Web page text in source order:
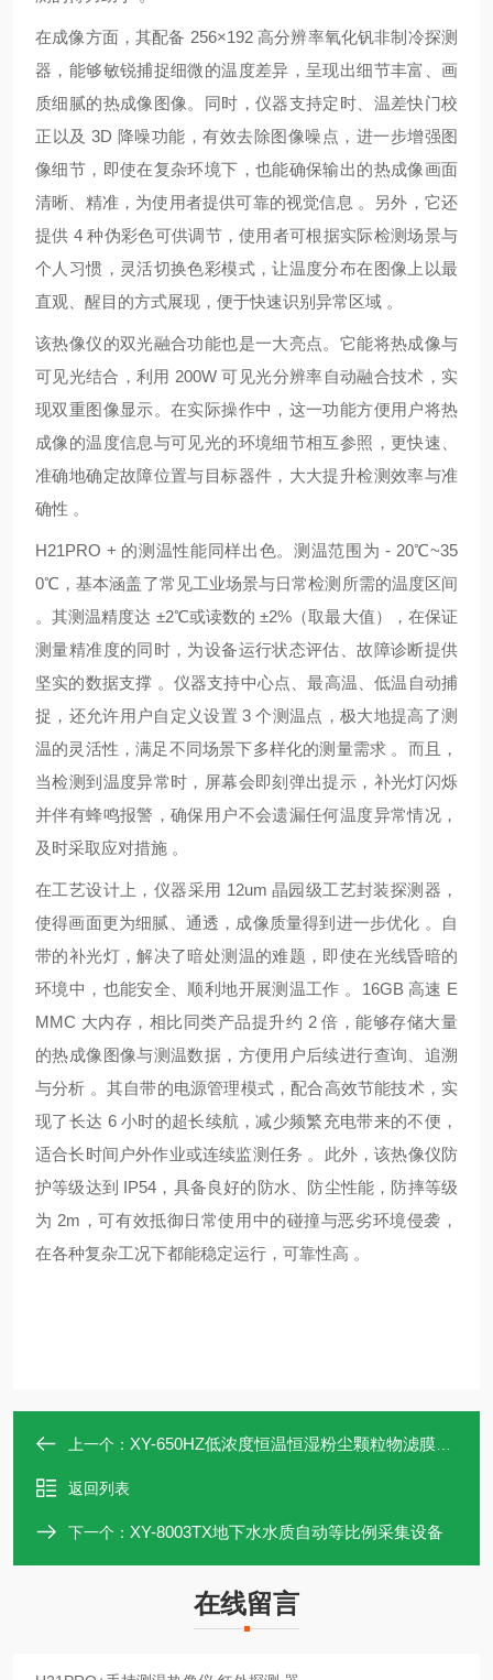
在成像方面，其配备 256×192 高分辨率氧化钒非制冷探测
器，能够敏锐捕捉细微的温度差异，呈现出细节丰富、画
质细腻的热成像图像。同时，仪器支持定时、温差快门校
正以及 3D 降噪功能，有效去除图像噪点，进一步增强图
像细节，即使在复杂环境下，也能确保输出的热成像画面
清晰、精准，为使用者提供可靠的视觉信息 。另外，它还
提供 4 种伪彩色可供调节，使用者可根据实际检测场景与
个人习惯，灵活切换色彩模式，让温度分布在图像上以最
直观、醒目的方式展现，便于快速识别异常区域 。
该热像仪的双光融合功能也是一大亮点。它能将热成像与
可见光结合，利用 200W 可见光分辨率自动融合技术，实
现双重图像显示。在实际操作中，这一功能方便用户将热
成像的温度信息与可见光的环境细节相互参照，更快速、
准确地确定故障位置与目标器件，大大提升检测效率与准
确性 。
H21PRO + 的测温性能同样出色。测温范围为 - 20℃~35
0℃，基本涵盖了常见工业场景与日常检测所需的温度区间
。其测温精度达 ±2℃或读数的 ±2%（取最大值），在保证
测量精准度的同时，为设备运行状态评估、故障诊断提供
坚实的数据支撑 。仪器支持中心点、最高温、低温自动捕
捉，还允许用户自定义设置 3 个测温点，极大地提高了测
温的灵活性，满足不同场景下多样化的测量需求 。而且，
当检测到温度异常时，屏幕会即刻弹出提示，补光灯闪烁
并伴有蜂鸣报警，确保用户不会遗漏任何温度异常情况，
及时采取应对措施 。
在工艺设计上，仪器采用 12um 晶园级工艺封装探测器，
使得画面更为细腻、通透，成像质量得到进一步优化 。自
带的补光灯，解决了暗处测温的难题，即使在光线昏暗的
环境中，也能安全、顺利地开展测温工作 。16GB 高速 E
MMC 大内存，相比同类产品提升约 2 倍，能够存储大量
的热成像图像与测温数据，方便用户后续进行查询、追溯
与分析 。其自带的电源管理模式，配合高效节能技术，实
现了长达 6 小时的超长续航，减少频繁充电带来的不便，
适合长时间户外作业或连续监测任务 。此外，该热像仪防
护等级达到 IP54，具备良好的防水、防尘性能，防摔等级
为 2m，可有效抵御日常使用中的碰撞与恶劣环境侵袭，
在各种复杂工况下都能稳定运行，可靠性高 。
上一个： ​XY-650HZ低浓度恒温恒湿粉尘颗粒物滤膜称重试验箱
返回列表
下一个： XY-8003TX地下水水质自动等比例采集设备
在线留言